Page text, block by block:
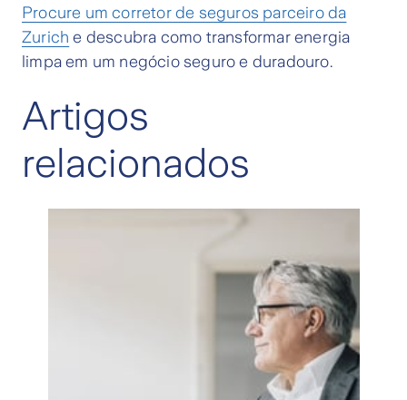
Procure um corretor de seguros parceiro da
Zurich e descubra como transformar energia
limpa em um negócio seguro e duradouro.
Artigos
relacionados